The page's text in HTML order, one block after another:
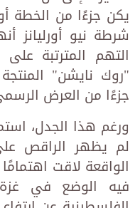
يكن جزءًا من الخطة
شرطة نيو أورليانز
التهم المترتبة
"روك نايشن"
جزءًا من العرض
ورغم هذا الجدل،
لم يظهر الراقص
الواقعة لاقت
فيه الوضع في